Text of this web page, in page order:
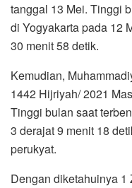
tanggal 13 Mei. Tinggi
di Yogyakarta pada 12
30 menit 58 detik.
Kemudian,
1442 Hijriyah/ 2021
Tinggi bulan saat
3 derajat 9 menit 18
perukyat.
Dengan diketahuinya 1